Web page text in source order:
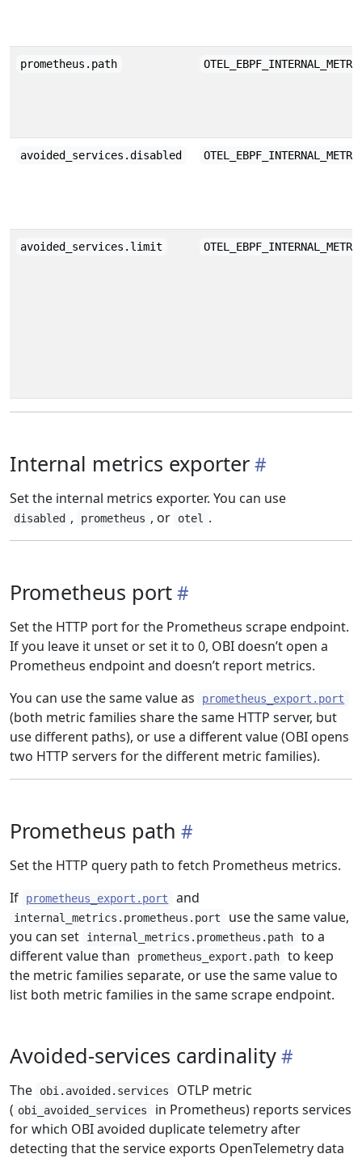
prometheus.path
avoided_services.disabled
avoided_services.limit
Internal metrics exporter
Set the internal metrics exporter. You can use
disabled , prometheus , or otel .
Prometheus port
Set the HTTP port for the Prometheus scrape endpoint.
If you leave it unset or set it to 0, OBI doesn’t open a
Prometheus endpoint and doesn’t report metrics.
You can use the same value as
prometheus_export.port
(both metric families share the same HTTP server, but
use different paths), or use a different value (OBI opens
two HTTP servers for the different metric families).
Prometheus path
Set the HTTP query path to fetch Prometheus metrics.
If
prometheus_export.port and
internal_metrics.prometheus.port
use the same value,
you can set
internal_metrics.prometheus.path
to a
different value than
prometheus_export.path
to keep
the metric families separate, or use the same value to
list both metric families in the same scrape endpoint.
Avoided-services cardinality
The obi.avoided.services
OTLP metric
( obi_avoided_services
in Prometheus) reports services
for which OBI avoided duplicate telemetry after
detecting that the service exports OpenTelemetry data